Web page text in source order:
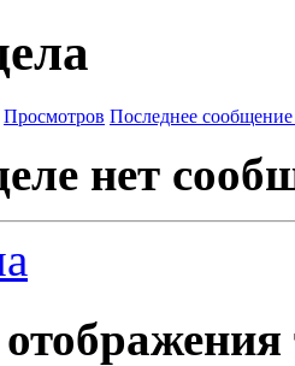
Просмотров Последнее сообщение
нет